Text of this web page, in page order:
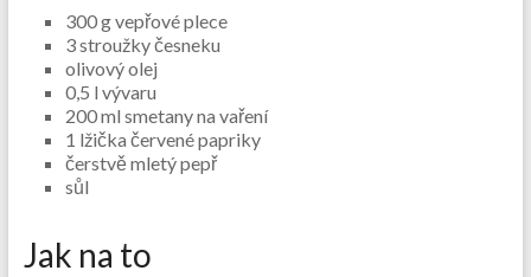
300 g vepřové plece
3 stroužky česneku
olivový olej
0,5 l vývaru
200 ml smetany na vaření
1 lžička červené papriky
čerstvě mletý pepř
sůl
Jak na to